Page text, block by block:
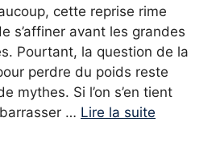
cette reprise rime
s’affiner avant les grandes
Pourtant, la question de la
perdre du poids reste
mythes. Si l’on s’en tient
… Lire la suite